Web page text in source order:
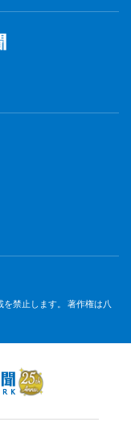
禁止します。 著作権は八